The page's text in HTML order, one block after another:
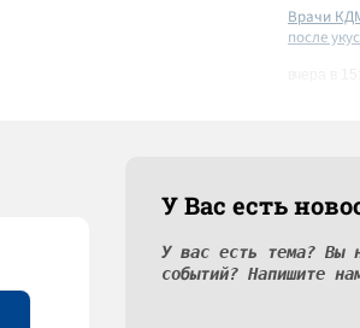
Врачи
после
У Вас есть
У вас есть тема? Вы
событий? Напишите